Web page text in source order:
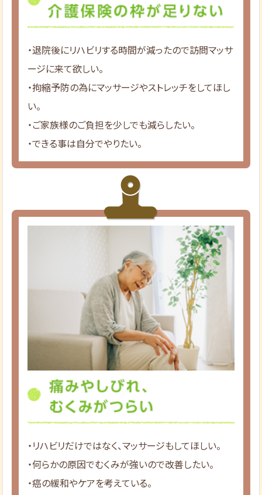
・退院後にリハビリする時間が減ったので訪問マッサ
ージに来て欲しい。
・拘縮予防の為にマッサージやストレッチをしてほし
い。
・ご家族様のご負担を少しでも減らしたい。
・できる事は自分でやりたい。
・リハビリだけではなく、マッサージもしてほしい。
・何らかの原因でむくみが強いので改善したい。
・癌の緩和やケアを考えている。